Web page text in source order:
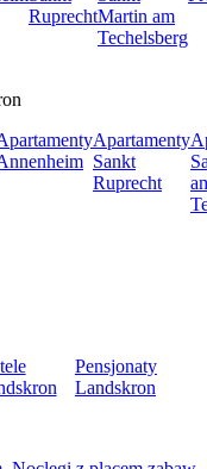
RuprechtMartin am
Techelsberg
Apartamenty
Sankt
Ruprecht
Pensjonaty
Landskron